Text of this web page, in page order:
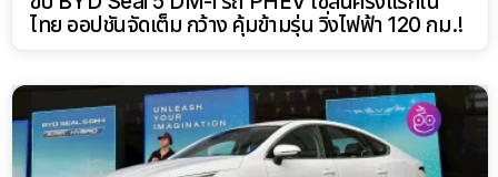
ไทย ออปชันจัดเต็ม กว้าง คุ้มข้ามรุ่น วิ่งไฟฟ้า 120 กม.!